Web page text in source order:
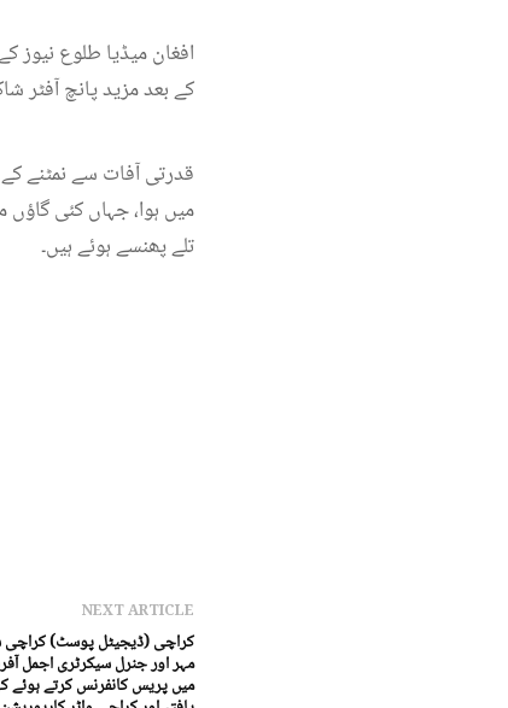
کے بعد مزید پانچ آفٹر شاکس
قدرتی آفات سے نمٹنے کے
میں ہوا، جہاں کئی
تلے پھنسے ہوئے ہیں۔
NEXT ARTICLE
کراچی (ڈیجیٹل پوسٹ)
مہر اور جنرل سیکرٹری اجمل
میں پریس کانفرنس کرتے ہوئے